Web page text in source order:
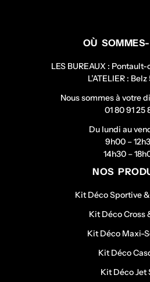
OÙ
LES BUREAUX :
L’ATELIER :
Nous sommes à votre
01 80 91 25
Du lundi au
9h00 –
14h30 –
NOS
Kit Déco Sportive
Kit Déco Cross
Kit Déco Maxi-
Kit Déco
Kit Déco Jet